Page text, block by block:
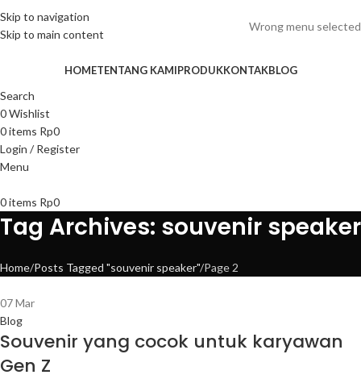
Skip to navigation
Skip to main content
Wrong menu selected
HOMETENTANG KAMIPRODUKKONTAKBLOG
Search
0Wishlist
0items Rp0
Login / Register
Menu
0items Rp0
Tag Archives: souvenir speaker
Home Posts Tagged "souvenir speaker" Page 2
07Mar
Blog
Souvenir yang cocok untuk karyawan
Gen Z